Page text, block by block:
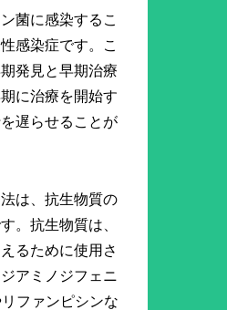
菌に感染するこ
感染症です。こ
発見と早期治療
に治療を開始す
遅らせることが
は、抗生物質の
。抗生物質は、
るために使用さ
アミノジフェニ
ファンピシンな